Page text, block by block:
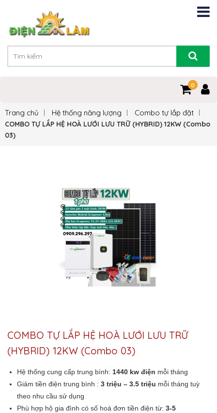
0
0
Trang chủ Hệ thống năng lượng Combo tự lắp đặt
COMBO TỰ LẮP HỆ HOÀ LƯỚI LƯU TRỮ (HYBRID) 12KW (Combo
03)
COMBO TỰ LẮP HỆ HOÀ LƯỚI LƯU TRỮ
(HYBRID) 12KW (Combo 03)
Hệ thống cung cấp trung bình: 1440 kw điện mỗi tháng
Giảm tiền điện trung bình : 3 triệu – 3.5 triệu mỗi tháng tuỳ
theo nhu cầu sử dụng
Phù hợp hộ gia đình có số hoá đơn tiền điện từ: 3-5